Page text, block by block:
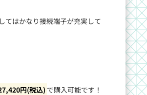
てはかなり接続端子が充実して
円(税込) で購入可能です！